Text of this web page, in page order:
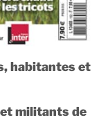
habitantes et
militants de